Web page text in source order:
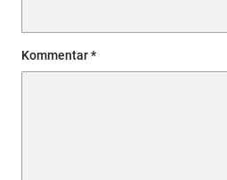
Kommentar